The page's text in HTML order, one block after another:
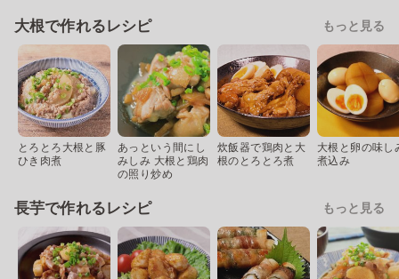
大根で作れるレシピ もっと見る
とろとろ大根と豚
ひき肉煮
あっという間にし
みしみ 大根と鶏肉
の照り炒め
炊飯器で鶏肉と大
根のとろとろ煮
大根と卵の味し
煮込み
長芋で作れるレシピ もっと見る